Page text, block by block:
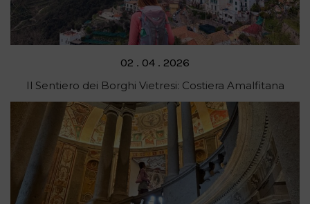
Posted
on
02 . 04 . 2026
Il Sentiero dei Borghi Vietresi: Costiera Amalfitana